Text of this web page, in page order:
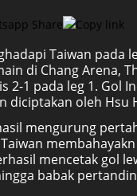
Taiwan pada
di Chang Arena,
2-1 pada leg 1. Gol
diciptakan oleh Hsu
mengurung
mencetak gol
babak